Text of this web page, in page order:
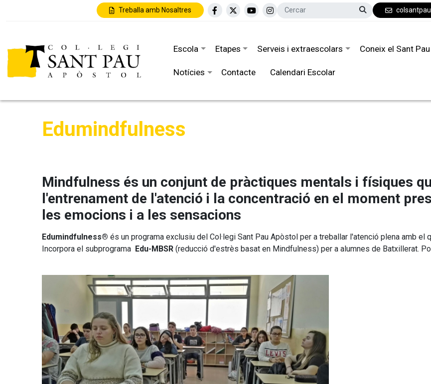
Treballa amb Nosaltres
Escola Etapes Serveis i extraescolars Coneix el Sant Pau
Notícies Contacte Calendari Escolar
Edumindfulness
Mindfulness és un conjunt de pràctiques mentals i físiques
l'entrenament de l'atenció i la concentració en el moment
les emocions i a les sensacions
Edumindfulness® és un programa exclusiu del Col·legi Sant Pau Apòstol per a treballar l'atenció plena amb
Incorpora el subprograma Edu-MBSR (reducció d'estrès basat en Mindfulness) per a alumnes de Batxillerat.